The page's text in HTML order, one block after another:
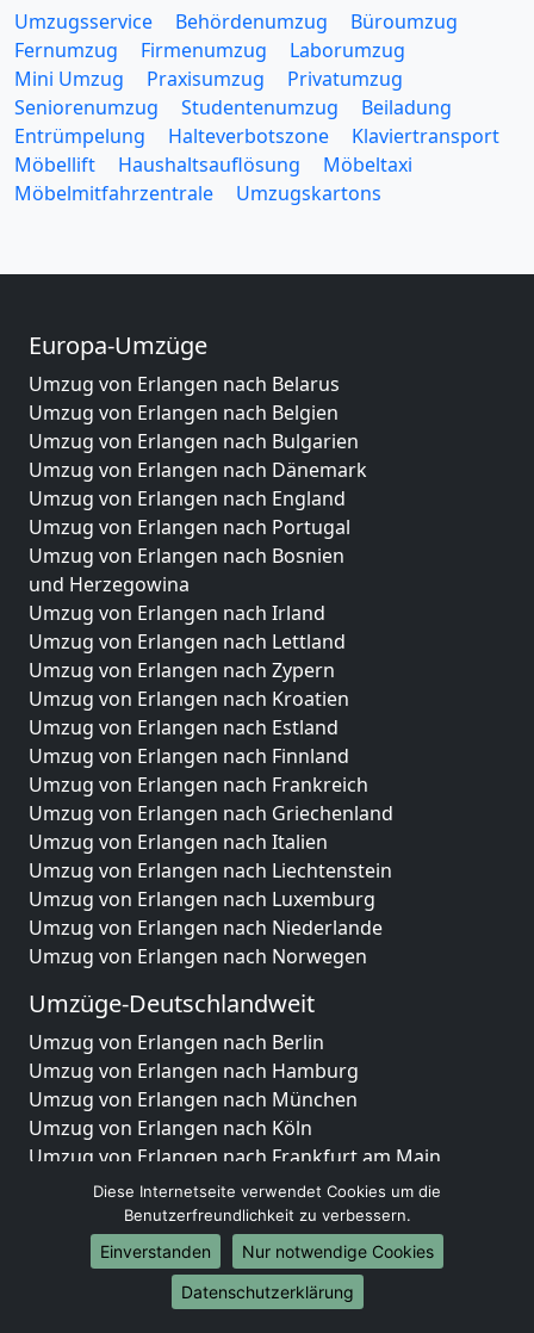
Umzugsservice Behördenumzug
Büroumzug
Fernumzug
Firmenumzug
Laborumzug
Mini Umzug
Praxisumzug
Privatumzug
Seniorenumzug
Studentenumzug
Beiladung
Entrümpelung
Halteverbotszone
Klaviertransport
Möbellift
Haushaltsauflösung
Möbeltaxi
Möbelmitfahrzentrale
Umzugskartons
Europa-Umzüge
Umzug von Erlangen nach Belarus
Umzug von Erlangen nach Belgien
Umzug von Erlangen nach Bulgarien
Umzug von Erlangen nach Dänemark
Umzug von Erlangen nach England
Umzug von Erlangen nach Portugal
Umzug von Erlangen nach Bosnien
und Herzegowina
Umzug von Erlangen nach Irland
Umzug von Erlangen nach Lettland
Umzug von Erlangen nach Zypern
Umzug von Erlangen nach Kroatien
Umzug von Erlangen nach Estland
Umzug von Erlangen nach Finnland
Umzug von Erlangen nach Frankreich
Umzug von Erlangen nach Griechenland
Umzug von Erlangen nach Italien
Umzug von Erlangen nach Liechtenstein
Umzug von Erlangen nach Luxemburg
Umzug von Erlangen nach Niederlande
Umzug von Erlangen nach Norwegen
Umzüge-Deutschlandweit
Umzug von Erlangen nach Berlin
Umzug von Erlangen nach Hamburg
Umzug von Erlangen nach München
Umzug von Erlangen nach Köln
Umzug von Erlangen nach Frankfurt am Main
Umzug von Erlangen nach Stuttgart
Umzug von Erlangen nach Düsseldorf
Umzug von Erlangen nach Leipzig
Umzug von Erlangen nach Dortmund
Umzug von Erlangen nach Essen
Diese Internetseite verwendet Cookies um die
Benutzerfreundlichkeit zu verbessern.
Einverstanden
Nur notwendige Cookies
Datenschutzerklärung